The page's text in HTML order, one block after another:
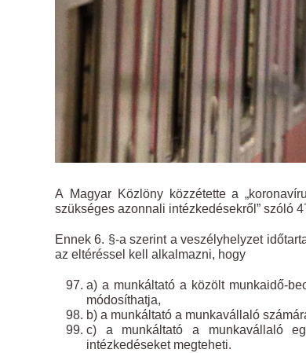
A Magyar Közlöny közzétette a
szükséges azonnali intézkedésekről” szóló
Ennek 6. §-a szerint a veszélyhelyzet
az eltéréssel kell alkalmazni, hogy
a) a munkáltató a közölt munkaidő-
módosíthatja,
b) a munkáltató a munkavállaló
c) a munkáltató a munkavállaló
intézkedéseket megteheti.